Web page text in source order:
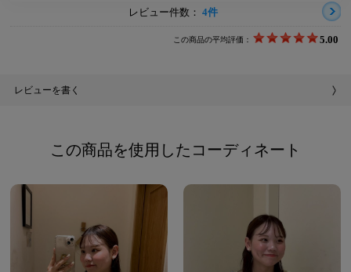
レビュー件数： 4件
この商品の平均評価： 5.00
レビューを書く
この商品を使用したコーディネート